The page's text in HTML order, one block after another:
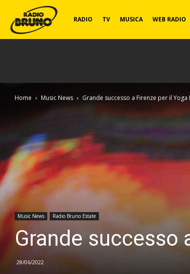
Radio
RADIO TV MUSICA WEB RADIO
Home Music News Grande successo a Firenze per il Yoga
Music News Radio Bruno Estate
Grande successo
28/06/2022